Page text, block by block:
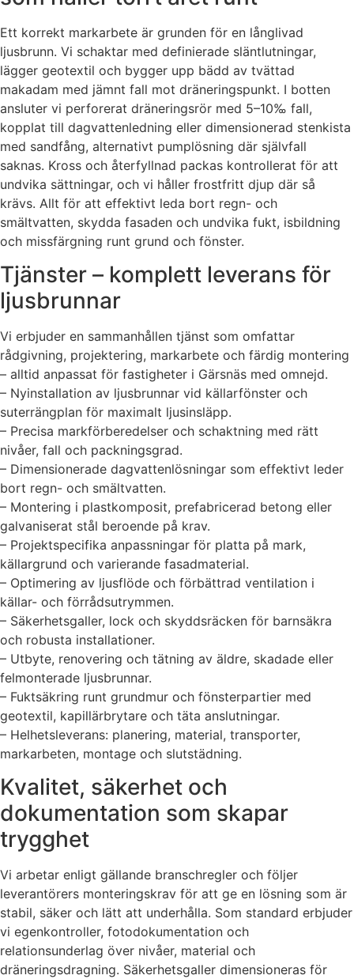
Ett korrekt markarbete är grunden för en långlivad
ljusbrunn. Vi schaktar med definierade släntlutningar,
lägger geotextil och bygger upp bädd av tvättad
makadam med jämnt fall mot dräneringspunkt. I botten
ansluter vi perforerat dräneringsrör med 5–10‰ fall,
kopplat till dagvattenledning eller dimensionerad stenkista
med sandfång, alternativt pumplösning där självfall
saknas. Kross och återfyllnad packas kontrollerat för att
undvika sättningar, och vi håller frostfritt djup där så
krävs. Allt för att effektivt leda bort regn- och
smältvatten, skydda fasaden och undvika fukt, isbildning
och missfärgning runt grund och fönster.
Tjänster – komplett leverans för
ljusbrunnar
Vi erbjuder en sammanhållen tjänst som omfattar
rådgivning, projektering, markarbete och färdig montering
– alltid anpassat för fastigheter i Gärsnäs med omnejd.
– Nyinstallation av ljusbrunnar vid källarfönster och
suterrängplan för maximalt ljusinsläpp.
– Precisa markförberedelser och schaktning med rätt
nivåer, fall och packningsgrad.
– Dimensionerade dagvattenlösningar som effektivt leder
bort regn- och smältvatten.
– Montering i plastkomposit, prefabricerad betong eller
galvaniserat stål beroende på krav.
– Projektspecifika anpassningar för platta på mark,
källargrund och varierande fasadmaterial.
– Optimering av ljusflöde och förbättrad ventilation i
källar- och förrådsutrymmen.
– Säkerhetsgaller, lock och skyddsräcken för barnsäkra
och robusta installationer.
– Utbyte, renovering och tätning av äldre, skadade eller
felmonterade ljusbrunnar.
– Fuktsäkring runt grundmur och fönsterpartier med
geotextil, kapillärbrytare och täta anslutningar.
– Helhetsleverans: planering, material, transporter,
markarbeten, montage och slutstädning.
Kvalitet, säkerhet och
dokumentation som skapar
trygghet
Vi arbetar enligt gällande branschregler och följer
leverantörers monteringskrav för att ge en lösning som är
stabil, säker och lätt att underhålla. Som standard erbjuder
vi egenkontroller, fotodokumentation och
relationsunderlag över nivåer, material och
dräneringsdragning. Säkerhetsgaller dimensioneras för